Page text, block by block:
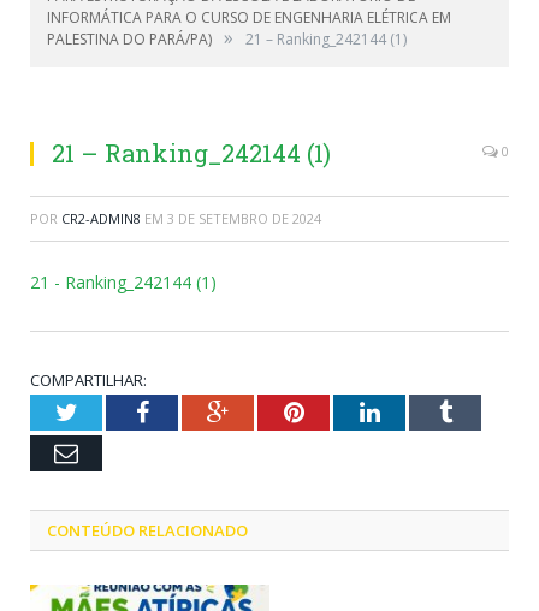
INFORMÁTICA PARA O CURSO DE ENGENHARIA ELÉTRICA EM
PALESTINA DO PARÁ/PA) » 21 – Ranking_242144 (1)
21 – Ranking_242144 (1) 0
POR CR2-ADMIN8 EM 3 DE SETEMBRO DE 2024
21 - Ranking_242144 (1)
COMPARTILHAR:
TwitterFacebookGoogle+PinterestLinkedInTumblr
Email
CONTEÚDO RELACIONADO